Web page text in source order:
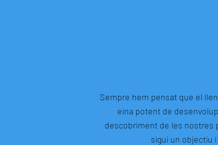
Sempre hem pensat que el
eina potent de
descobriment de les nostres
sigui un objectiu